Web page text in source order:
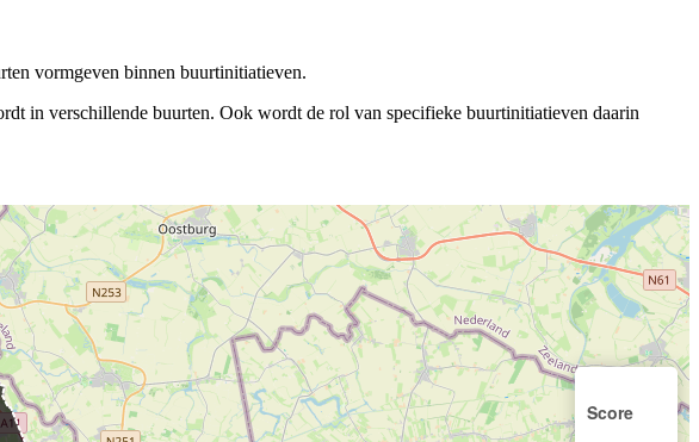
vormgeven binnen buurtinitiatieven.
in verschillende buurten. Ook wordt de rol van specifieke buurtinitiatieven daarin
Score